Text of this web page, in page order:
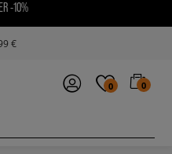
-10%
€
0 0